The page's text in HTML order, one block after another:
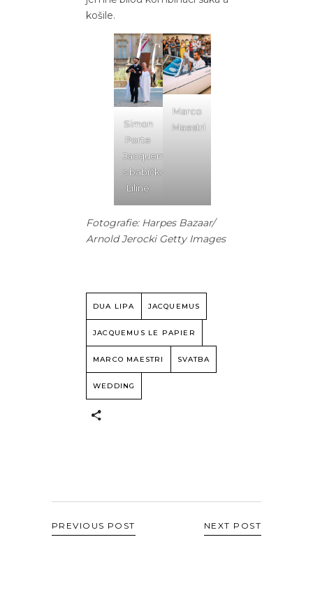
košile.
Simon
Porte
Jacquemus
s babičkou
Liline
Marco
Maestri
Fotografie: Harpes Bazaar/
Arnold Jerocki Getty Images
DUA LIPA JACQUEMUS
JACQUEMUS LE PAPIER
MARCO MAESTRI SVATBA
WEDDING
PREVIOUS POST NEXT POST